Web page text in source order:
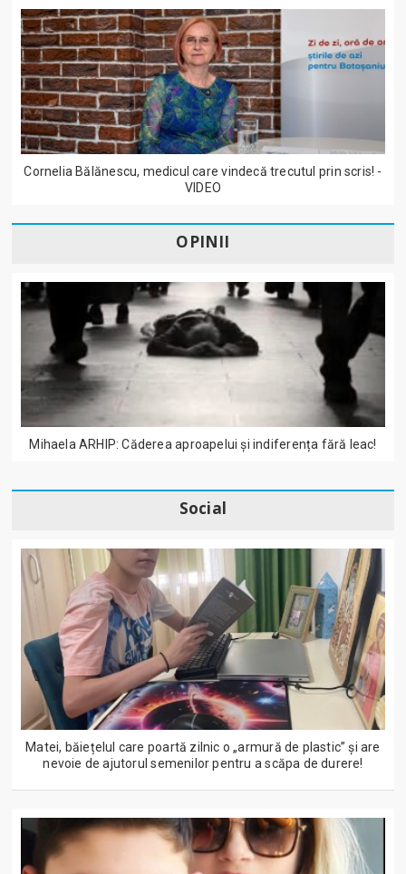
Cornelia Bălănescu, medicul care vindecă trecutul prin scris! -
VIDEO
OPINII
Mihaela ARHIP: Căderea aproapelui și indiferența fără leac!
Social
Matei, băiețelul care poartă zilnic o „armură de plastic” și are
nevoie de ajutorul semenilor pentru a scăpa de durere!